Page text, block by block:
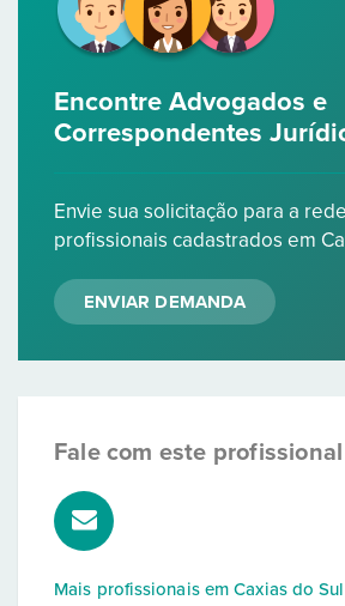
Encontre Advogados e
Correspondentes
Envie sua solicitação para a
profissionais cadastrados em
ENVIAR DEMANDA
Fale com este profissional
Mais profissionais emCaxias do